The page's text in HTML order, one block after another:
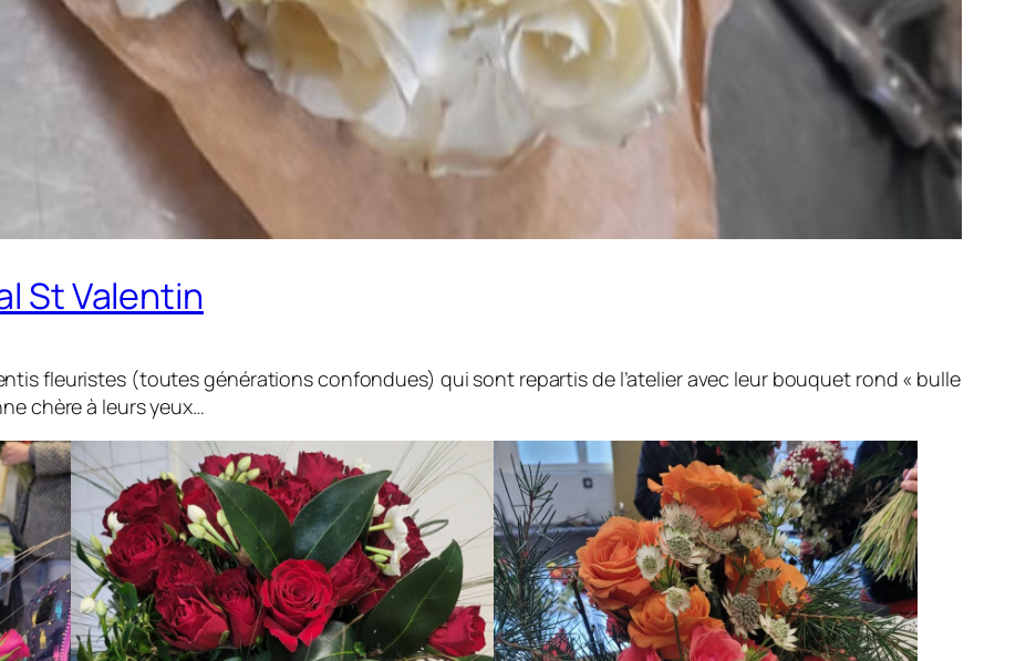
St Valentin
fleuristes (toutes générations confondues) qui sont repartis de l’atelier avec leur bouquet rond « bulle
chère à leurs yeux…